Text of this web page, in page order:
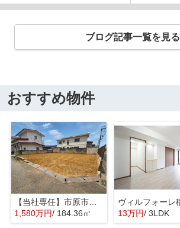
ブログ記事一覧を見る
おすすめ物件
【当社専任】市原市辰巳台東4丁目 売り土地
1,580万円/ 184.36㎡
13万円/ 3LDK